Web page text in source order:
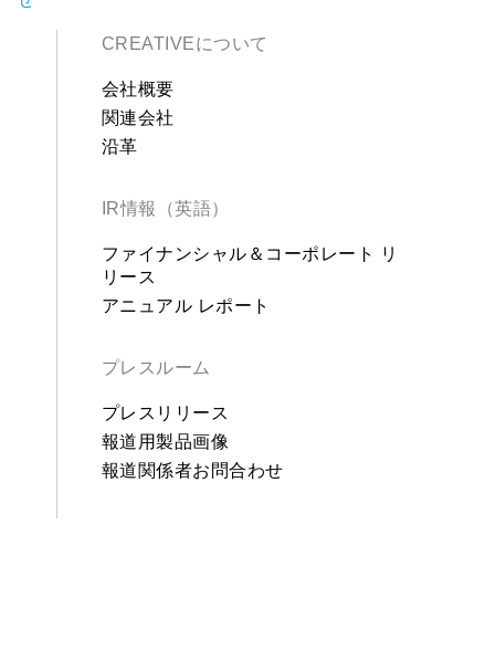
CREATIVEについて
会社概要
関連会社
沿革
IR情報（英語）
ファイナンシャル＆コーポレート リ
リース
アニュアル レポート
プレスルーム
プレスリリース
報道用製品画像
報道関係者お問合わせ